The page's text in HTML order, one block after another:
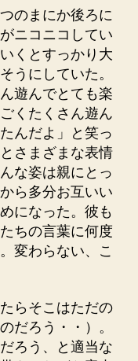
のまにか後ろに
ニコニコしてい
くとすっかり大
うにしていた。
遊んでとても楽
くたくさん遊ん
んだよ」と笑っ
さまざまな表情
な姿は親にとっ
ら多分お互いい
になった。彼も
ちの言葉に何度
変わらない、こ
らそこはただの
だろう・・）。
ろう、と適当な